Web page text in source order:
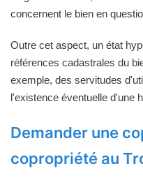
concernent le bien en
Outre cet aspect, un état
références cadastrales du
exemple, des servitudes
l'existence éventuelle d'une
Demander une
copropriété au